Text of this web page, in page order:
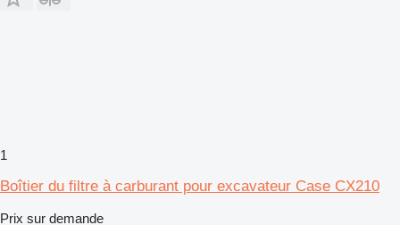
1
Boîtier du filtre à carburant pour excavateur Case CX210
Prix sur demande